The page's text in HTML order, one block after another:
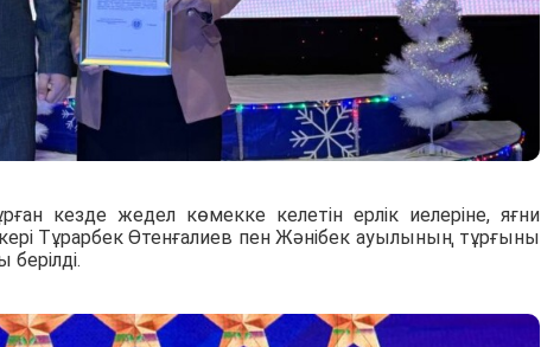
кезде жедел көмекке келетін ерлік иелеріне, яғни
Тұрарбек Өтенғалиев пен Жәнібек ауылының тұрғыны